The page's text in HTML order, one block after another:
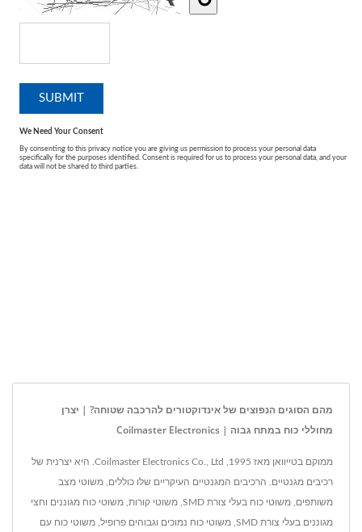
מהם הסוגים הנפוצים של אינדוקטורים להרכבה שטוחה? | יצרן
מחוללי כוח במתח גבוה | Coilmaster Electronics
ממוקם בטייוואן מאז 1995, Coilmaster Electronics Co., Ltd. היא יצרנית של
רכיבים מגנטיים. הרכיבים המגנטיים העיקריים שלו כוללים, משוטי מצב
משותפים, משוטי כוח בעלי צורת SMD, משוטי קורות, משוטי כוח מגוננים וחצי
מגוננים בעלי צורת SMD, משוטי כוח נמוכים וגבוהים פרופיל, משוטי כוח עם